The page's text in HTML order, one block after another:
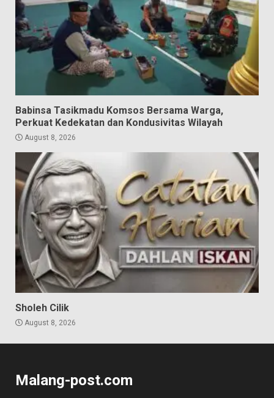
Babinsa Tasikmadu Komsos Bersama Warga,
Perkuat Kedekatan dan Kondusivitas Wilayah
August 8, 2026
Sholeh Cilik
August 8, 2026
Malang-post.com